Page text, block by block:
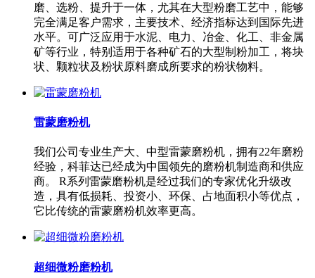
磨、选粉、提升于一体，尤其在大型粉磨工艺中，能够
完全满足客户需求，主要技术、经济指标达到国际先进
水平。可广泛应用于水泥、电力、冶金、化工、非金属
矿等行业，特别适用于各种矿石的大型制粉加工，将块
状、颗粒状及粉状原料磨成所要求的粉状物料。
雷蒙磨粉机
我们公司专业生产大、中型雷蒙磨粉机，拥有22年磨粉
经验，科菲达已经成为中国领先的磨粉机制造商和供应
商。 R系列雷蒙磨粉机是经过我们的专家优化升级改
造，具有低损耗、投资小、环保、占地面积小等优点，
它比传统的雷蒙磨粉机效率更高。
超细微粉磨粉机